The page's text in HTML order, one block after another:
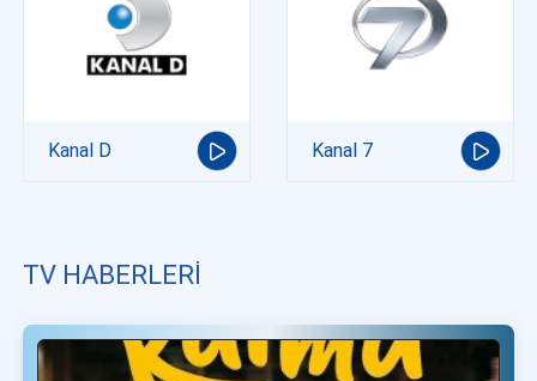
Kanal D Kanal 7
TV HABERLERI